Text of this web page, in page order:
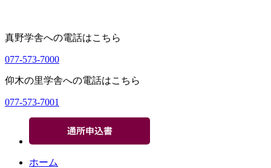
真野学舎への電話はこちら
077-573-7000
仰木の里学舎への電話はこちら
077-573-7001
ホーム